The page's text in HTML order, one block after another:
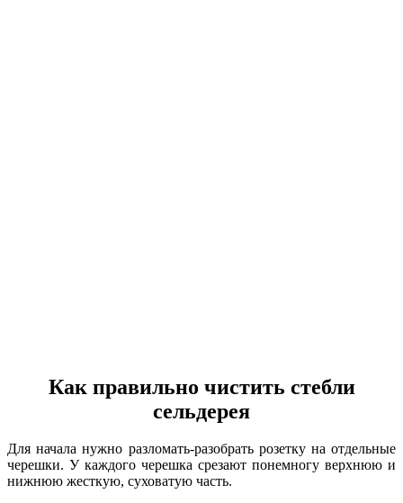
Как правильно чистить стебли
сельдерея
Для начала нужно разломать-разобрать розетку на отдельные
черешки. У каждого черешка срезают понемногу верхнюю и
нижнюю жесткую, суховатую часть.